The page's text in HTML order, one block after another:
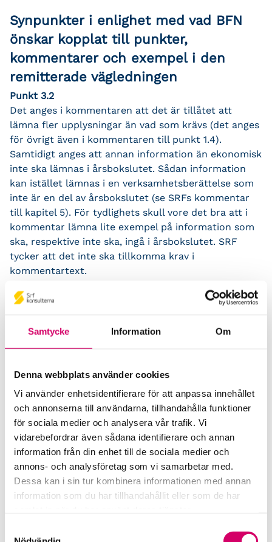
Samtycke Information Om
Denna webbplats använder cookies
Vi använder enhetsidentifierare för att anpassa innehållet
och annonserna till användarna, tillhandahålla funktioner
för sociala medier och analysera vår trafik. Vi
vidarebefordrar även sådana identifierare och annan
information från din enhet till de sociala medier och
annons- och analysföretag som vi samarbetar med.
Dessa kan i sin tur kombinera informationen med annan
information som du har tillhandahållit eller som de har
Synpunkter i enlighet med vad BFN
önskar kopplat till punkter,
kommentarer och exempel i den
remitterade vägledningen
Punkt 3.2
Det anges i kommentaren att det är tillåtet att
lämna fler upplysningar än vad som krävs (det anges
för övrigt även i kommentaren till punkt 1.4).
Samtidigt anges att annan information än ekonomisk
inte ska lämnas i årsbokslutet. Sådan information
kan istället lämnas i en verksamhetsberättelse som
inte är en del av årsbokslutet (se SRFs kommentar
till kapitel 5). För tydlighets skull vore det bra att i
kommentar lämna lite exempel på information som
ska, respektive inte ska, ingå i årsbokslutet. SRF
tycker att det inte ska tillkomma krav i
kommentartext.
Punkterna 3.9, 3.11 och 3.13
Till skillnad från hur det är i K2 AB ges föreningar,
anpassa benämningen på rubriker och
summeringsrader. Detta gäller med andra ord inte
också noteras att föreningar, samfällighetsföreningar
och stiftelser inte ges möjlighet att ändra på
underrubriker.
SRF ser egentligen ingen anledning till att inte andra
företagsformer kan få ändra benämning på rubriker
och summeringsrader. Samtliga borde också i så fall
kunna ändra benämning på underrubriker. I det fall
BFN finner skäl att enbart låta föreningar,
avseende underrubriker.